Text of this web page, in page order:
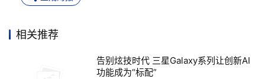
有几个。理论上来说，数据量越少需要的存储空间就越小。
师说：“面向对象的数据库或平面文件数据库都能节省存储
相关推荐
告别炫技时代 三星Galaxy系列让创新AI
功能成为“标配”